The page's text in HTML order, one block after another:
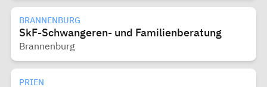
BRANNENBURG
SkF-Schwangeren- und Familienberatung
Brannenburg
PRIEN